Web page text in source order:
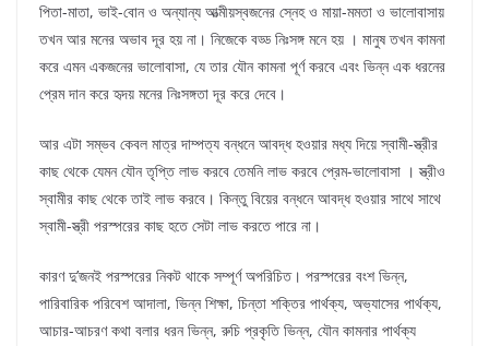
পিতা-মাতা, ভাই-বোন ও অন্যান্য আত্মীয়স্বজনের স্নেহ ও মায়া-মমতা ও ভালোবাসায়
তখন আর মনের অভাব দূর হয় না। নিজেকে বড্ড নিঃসঙ্গ মনে হয় । মানুষ তখন কামনা
করে এমন একজনের ভালোবাসা, যে তার যৌন কামনা পূর্ণ করবে এবং ভিন্ন এক ধরনের
প্রেম দান করে হৃদয় মনের নিঃসঙ্গতা দূর করে দেবে।
আর এটা সম্ভব কেবল মাত্র দাম্পত্য বন্ধনে আবদ্ধ হওয়ার মধ্য দিয়ে স্বামী-স্ত্রীর
কাছ থেকে যেমন যৌন তৃপ্তি লাভ করবে তেমনি লাভ করবে প্রেম-ভালোবাসা । স্ত্রীও
স্বামীর কাছ থেকে তাই লাভ করবে। কিন্তু বিয়ের বন্ধনে আবদ্ধ হওয়ার সাথে সাথে
স্বামী-স্ত্রী পরস্পরের কাছ হতে সেটা লাভ করতে পারে না।
কারণ দু’জনই পরস্পরের নিকট থাকে সম্পূর্ণ অপরিচিত। পরস্পরের বংশ ভিন্ন,
পারিবারিক পরিবেশ আদালা, ভিন্ন শিক্ষা, চিন্তা শক্তির পার্থক্য, অভ্যাসের পার্থক্য,
আচার-আচরণ কথা বলার ধরন ভিন্ন, রুচি প্রকৃতি ভিন্ন, যৌন কামনার পার্থক্য